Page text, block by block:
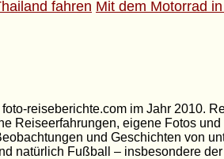
fahren Mit dem Motorrad
reiseberichte.com im Jahr 2010.
Reiseerfahrungen, eigene Fotos
und Geschichten von
natürlich Fußball – insbesondere